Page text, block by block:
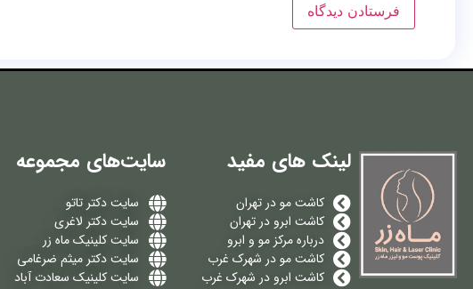
لینک های مفید
کاشت مو در تهران
کاشت ابرو در تهران
درباره مرکز مو و ابرو
کاشت مو در شهرک غرب
کاشت ابرو در شهرک غرب
سایت‌های مجموعه
سایت دکتر تاتو
سایت دکتر لاغری
سایت کلینیک ماه زر
سایت دکتر میثم ضرغامی
سایت کلینیک سعادت آباد